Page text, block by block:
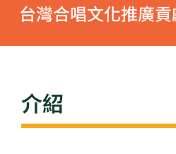
台灣合唱文化推廣
介紹